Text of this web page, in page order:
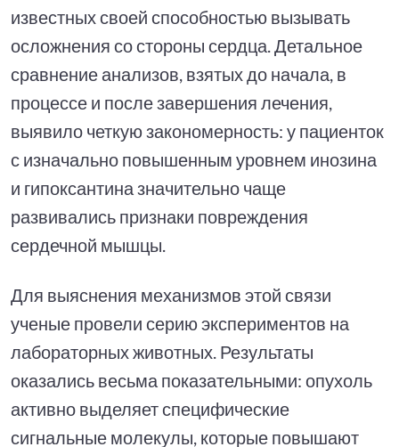
известных своей способностью вызывать
осложнения со стороны сердца. Детальное
сравнение анализов, взятых до начала, в
процессе и после завершения лечения,
выявило четкую закономерность: у пациенток
с изначально повышенным уровнем инозина
и гипоксантина значительно чаще
развивались признаки повреждения
сердечной мышцы.
Для выяснения механизмов этой связи
ученые провели серию экспериментов на
лабораторных животных. Результаты
оказались весьма показательными: опухоль
активно выделяет специфические
сигнальные молекулы, которые повышают